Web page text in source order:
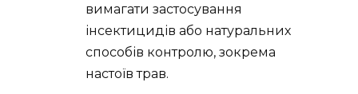
вимагати застосування
інсектицидів або натуральних
способів контролю, зокрема
настоїв трав.